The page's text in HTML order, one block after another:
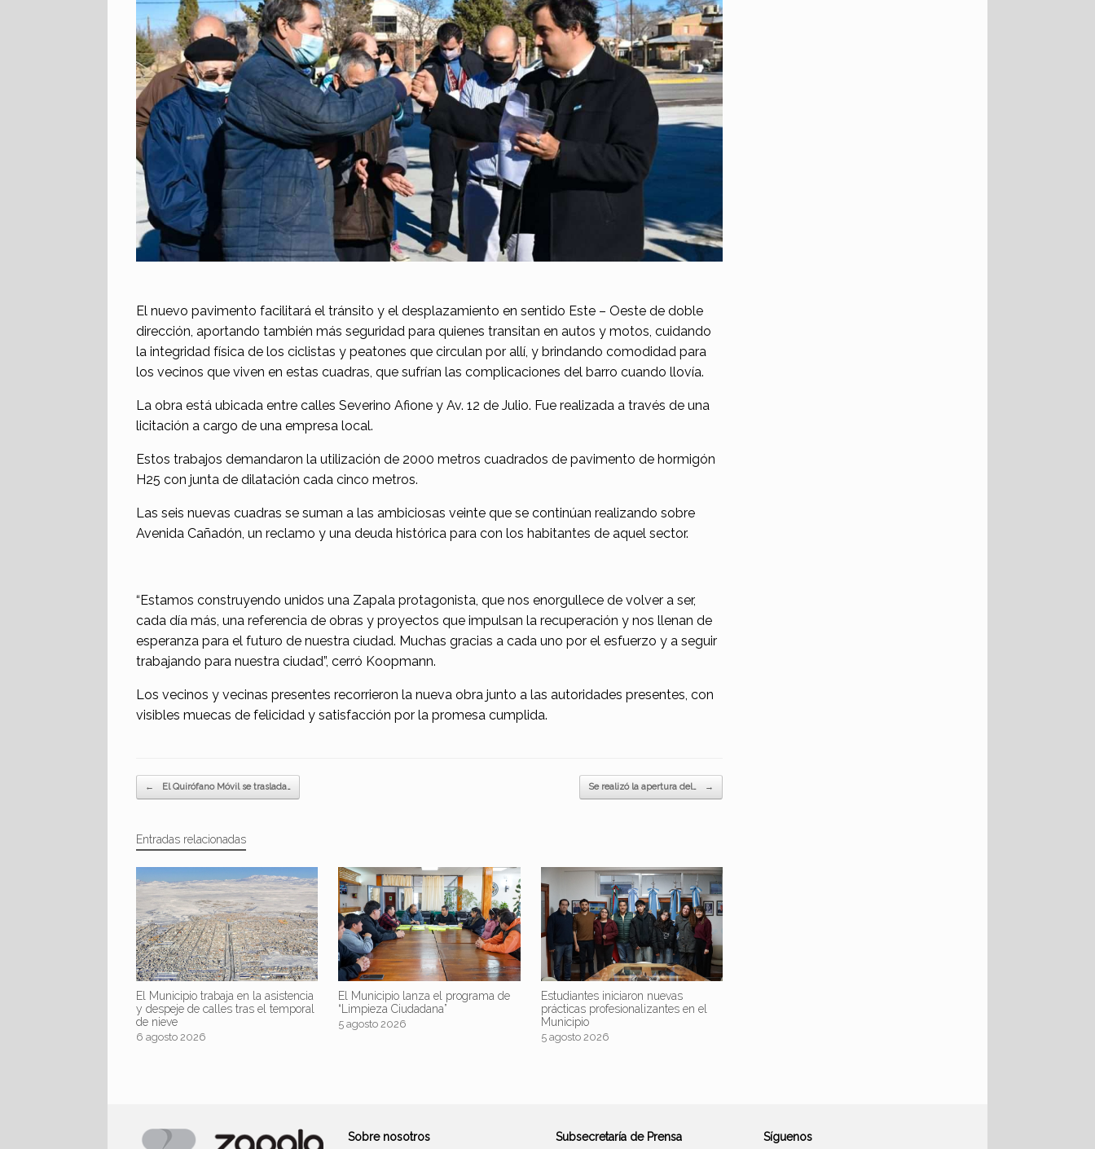
El nuevo pavimento facilitará el tránsito y el desplazamiento en sentido Este – Oeste de doble
dirección, aportando también más seguridad para quienes transitan en autos y motos, cuidando
la integridad física de los ciclistas y peatones que circulan por allí, y brindando comodidad para
los vecinos que viven en estas cuadras, que sufrían las complicaciones del barro cuando llovía.
La obra está ubicada entre calles Severino Afione y Av. 12 de Julio. Fue realizada a través de una
licitación a cargo de una empresa local.
Estos trabajos demandaron la utilización de 2000 metros cuadrados de pavimento de hormigón
H25 con junta de dilatación cada cinco metros.
Las seis nuevas cuadras se suman a las ambiciosas veinte que se continúan realizando sobre
Avenida Cañadón, un reclamo y una deuda histórica para con los habitantes de aquel sector.
“Estamos construyendo unidos una Zapala protagonista, que nos enorgullece de volver a ser,
cada día más, una referencia de obras y proyectos que impulsan la recuperación y nos llenan de
esperanza para el futuro de nuestra ciudad. Muchas gracias a cada uno por el esfuerzo y a seguir
trabajando para nuestra ciudad”, cerró Koopmann.
Los vecinos y vecinas presentes recorrieron la nueva obra junto a las autoridades presentes, con
visibles muecas de felicidad y satisfacción por la promesa cumplida.
Navegador de artículos
← El Quirófano Móvil se traslada… Se realizó la apertura del… →
Entradas relacionadas
El Municipio trabaja en la asistencia
y despeje de calles tras el temporal
de nieve
6 agosto 2026
El Municipio lanza el programa de
“Limpieza Ciudadana”
5 agosto 2026
Estudiantes iniciaron nuevas
prácticas profesionalizantes en el
Municipio
5 agosto 2026
Sobre nosotros Subsecretaría de Prensa Síguenos